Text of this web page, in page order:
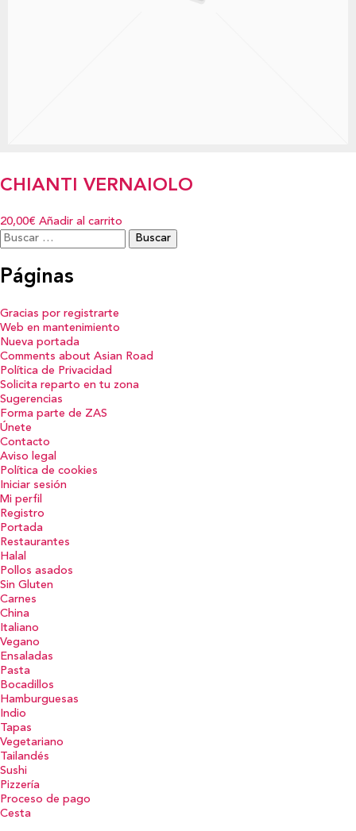
CHIANTI VERNAIOLO
20,00€ Añadir al carrito
Buscar:
Páginas
Gracias por registrarte
Web en mantenimiento
Nueva portada
Comments about Asian Road
Política de Privacidad
Solicita reparto en tu zona
Sugerencias
Forma parte de ZAS
Únete
Contacto
Aviso legal
Política de cookies
Iniciar sesión
Mi perfil
Registro
Portada
Restaurantes
Halal
Pollos asados
Sin Gluten
Carnes
China
Italiano
Vegano
Ensaladas
Pasta
Bocadillos
Hamburguesas
Indio
Tapas
Vegetariano
Tailandés
Sushi
Pizzería
Proceso de pago
Cesta